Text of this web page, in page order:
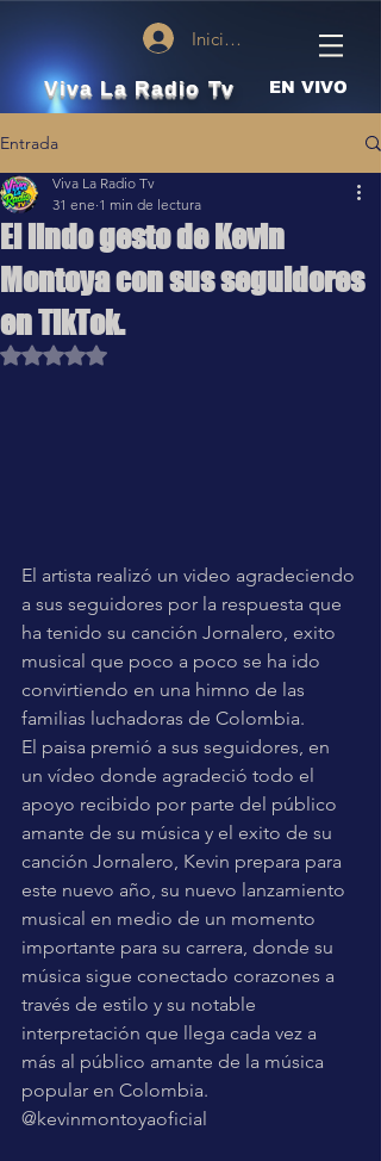
Iniciar sesión
Viva La Radio Tv EN VIVO
Entrada
El lindo gesto de Kevin
Montoya con sus seguidores
en TikTok.
Viva La Radio Tv
31 ene 1 min de lectura
Obtuvo NaN de 5 estrellas.
El artista realizó un video agradeciendo
a sus seguidores por la respuesta que
ha tenido su canción Jornalero, exito
musical que poco a poco se ha ido
convirtiendo en una himno de las
familias luchadoras de Colombia.
El paisa premió a sus seguidores, en
un vídeo donde agradeció todo el
apoyo recibido por parte del público
amante de su música y el exito de su
canción Jornalero, Kevin prepara para
este nuevo año, su nuevo lanzamiento
musical en medio de un momento
importante para su carrera, donde su
música sigue conectado corazones a
través de estilo y su notable
interpretación que llega cada vez a
más al público amante de la música
popular en Colombia.
@kevinmontoyaoficial